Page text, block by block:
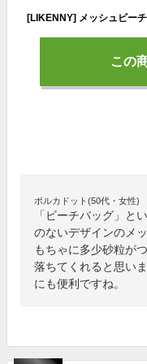
この
ポルカドット(50代・女性)
「ビーチバッグ」と
のないデザインのメ
もちゃに多少砂粒が
落ちてくれると思い
にも便利ですね。